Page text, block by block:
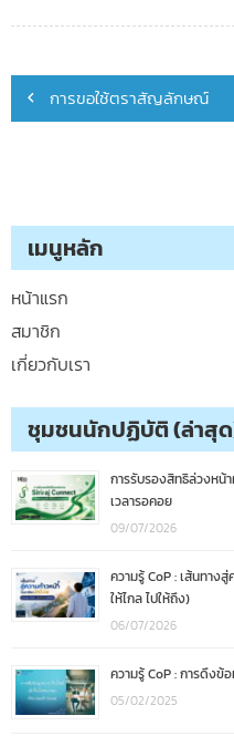
Post
navigation
การขอใช้ตราสัญลักษณ์
เมนูหลัก
หน้าแรก
สมาชิก
เกี่ยวกับเรา
ชุมชนนักปฏิบัติ (ล่าสุ
การรับรองสิทธิล่วงหน้
เวลารอคอย
09/07/2026
ความรู้ CoP : เส้นทาง
ให้ไกล ไปให้ถึง)
06/07/2026
ความรู้ CoP : การดึงข้
05/02/2025